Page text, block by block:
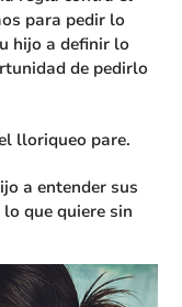
para pedir lo
hijo a definir lo
de pedirlo
lloriqueo pare.
a entender sus
que quiere sin